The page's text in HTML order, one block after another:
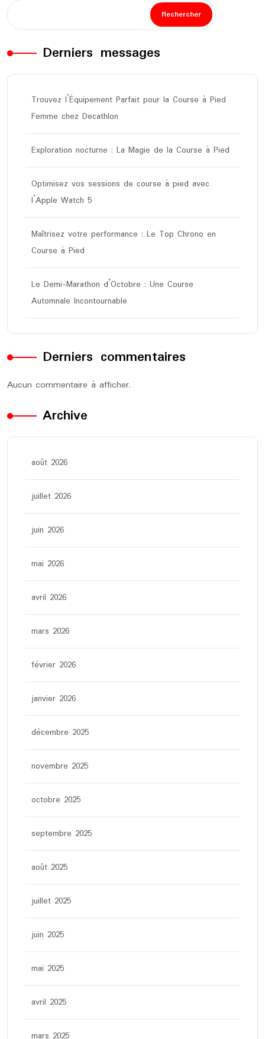
Rechercher
Derniers messages
Trouvez l’Équipement Parfait pour la Course à Pied
Femme chez Decathlon
Exploration nocturne : La Magie de la Course à Pied
Optimisez vos sessions de course à pied avec
l’Apple Watch 5
Maîtrisez votre performance : Le Top Chrono en
Course à Pied
Le Demi-Marathon d’Octobre : Une Course
Automnale Incontournable
Derniers commentaires
Aucun commentaire à afficher.
Archive
août 2026
juillet 2026
juin 2026
mai 2026
avril 2026
mars 2026
février 2026
janvier 2026
décembre 2025
novembre 2025
octobre 2025
septembre 2025
août 2025
juillet 2025
juin 2025
mai 2025
avril 2025
mars 2025